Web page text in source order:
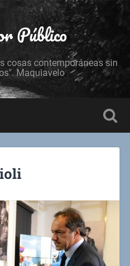
Público
cosas contemporáneas sin
Maquiavelo